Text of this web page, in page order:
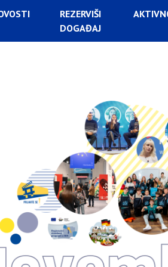
REZERVIŠI
DOGAĐAJ